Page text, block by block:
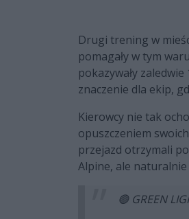
Drugi trening w
pomagały w tym
pokazywały
znaczenie dla ekip,
Kierowcy nie tak
opuszczeniem
przejazd otrzymali
Alpine, ale naturalnie
🟢 GREEN